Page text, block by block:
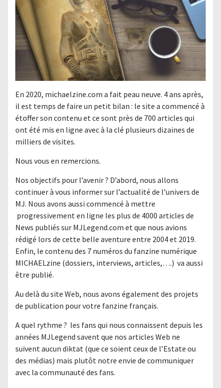
En 2020, michaelzine.com a fait peau neuve. 4 ans après,
il est temps de faire un petit bilan : le site a commencé à
étoffer son contenu et ce sont près de 700 articles qui
ont été mis en ligne avec à la clé plusieurs dizaines de
milliers de visites.
Nous vous en remercions.
Nos objectifs pour l’avenir ? D’abord, nous allons
continuer à vous informer sur l’actualité de l’univers de
MJ. Nous avons aussi commencé à mettre
progressivement en ligne les plus de 4000 articles de
News publiés sur MJLegend.com et que nous avions
rédigé lors de cette belle aventure entre 2004 et 2019.
Enfin, le contenu des 7 numéros du fanzine numérique
MICHAELzine (dossiers, interviews, articles,….) va aussi
être publié.
Au delà du site Web, nous avons également des projets
de publication pour votre fanzine français.
A quel rythme ? les fans qui nous connaissent depuis les
années MJLegend savent que nos articles Web ne
suivent aucun diktat (que ce soient ceux de l’Estate ou
des médias) mais plutôt notre envie de communiquer
avec la communauté des fans.